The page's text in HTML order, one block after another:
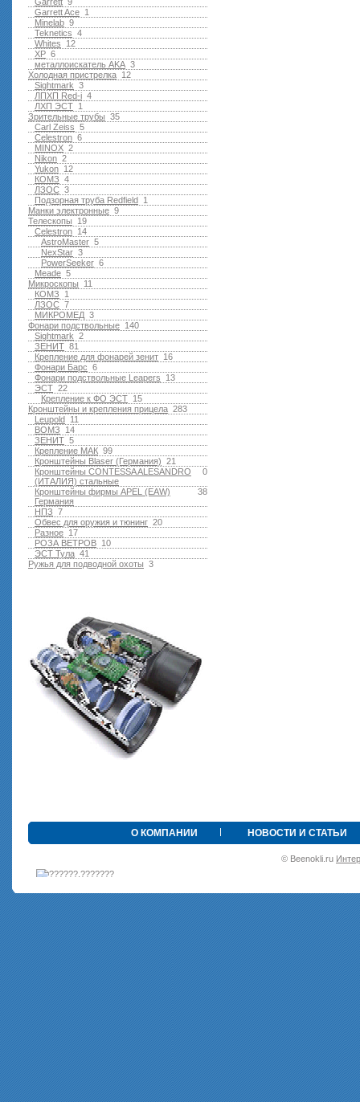
1
Garrett Ace
9
Minelab
4
Teknetics
12
Whites
6
XP
3
металлоискатель AKA
12
Холодная пристрелка
3
Sightmark
4
ЛПХП Red-i
1
ЛХП ЭСТ
35
Зрительные трубы
5
Carl Zeiss
6
Celestron
2
MINOX
2
Nikon
12
Yukon
4
КОМЗ
3
ЛЗОС
1
Подзорная труба Redfield
9
Манки электронные
19
Телескопы
14
Celestron
5
AstroMaster
3
NexStar
6
PowerSeeker
5
Meade
11
Микроскопы
1
КОМЗ
7
ЛЗОС
3
МИКРОМЕД
140
Фонари подствольные
2
Sightmark
81
ЗЕНИТ
16
Крепление для фонарей зенит
6
Фонари Барс
13
Фонари подствольные Leapers
22
ЭСТ
15
Крепление к ФО ЭСТ
283
Кронштейны и крепления прицела
11
Leupold
14
ВОМЗ
5
ЗЕНИТ
99
Крепление МАК
21
Кронштейны Blaser (Германия)
0
Кронштейны CONTESSA ALESANDRO
(ИТАЛИЯ) стальные
38
Кронштейны фирмы APEL (EAW)
Германия
7
НПЗ
20
Обвес для оружия и тюнинг
17
Разное
10
РОЗА ВЕТРОВ
41
ЭСТ Тула
3
Ружья для подводной оxоты
О КОМПАНИИ НОВОСТИ И СТАТЬИ
© Beenokli.ru
•